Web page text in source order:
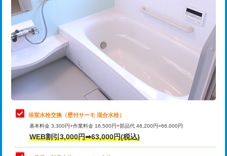
追加トーラー機使用/3m超え
カメラ調査 33,000円
桝清掃 8,800円
止水・漏水調査・防水処理・清掃・修
理・調整・分解・加工など（軽作業）
止水・漏水調査・防水処理・清掃・修
理・調整・分解・加工など（中作業）
22,000円
止水・漏水調査・防水処理・清掃・修
理・調整・分解・加工など（重作業）
33,000円
浴室水栓交換（壁付サーモ 混合水栓）
基本料金 3,300円+作業料金 16,500円+部品代 46,200円=66,000円
WEB割引3,000円➡63,000円(税込)